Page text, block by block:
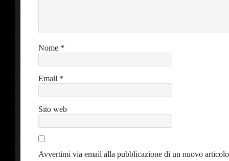
Nome *
Email *
Sito web
Avvertimi via email alla pubblicazione di un nuovo